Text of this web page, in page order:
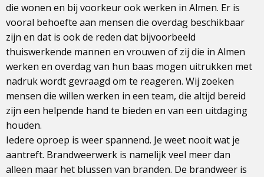
die wonen en bij voorkeur ook werken in Almen. Er is
vooral behoefte aan mensen die overdag beschikbaar
zijn en dat is ook de reden dat bijvoorbeeld
thuiswerkende mannen en vrouwen of zij die in Almen
werken en overdag van hun baas mogen uitrukken met
nadruk wordt gevraagd om te reageren. Wij zoeken
mensen die willen werken in een team, die altijd bereid
zijn een helpende hand te bieden en van een uitdaging
houden.
Iedere oproep is weer spannend. Je weet nooit wat je
aantreft. Brandweerwerk is namelijk veel meer dan
alleen maar het blussen van branden. De brandweer is